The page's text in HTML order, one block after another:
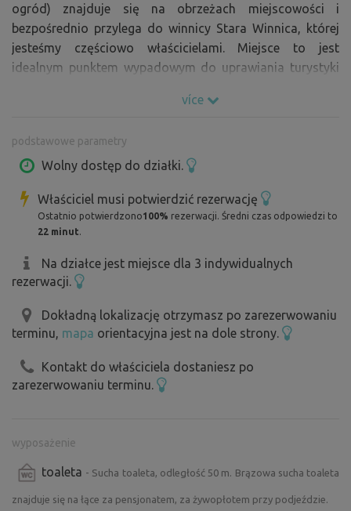
ogród) znajduje się na obrzeżach miejscowości i
bezpośrednio przylega do winnicy Stara Winnica, której
jesteśmy częściowo właścicielami. Miejsce to jest
idealnym punktem wypadowym do uprawiania turystyki
piękny widok na cały szlak winnicy, jak również na
znajduje się stanowisko degustacyjne Znovin Znojmo.Na
działce znajduje się kominek, drewno jest również
miejscu do kasy. Siekierę i kolce do pieczenia należy
włożyć do skrzynki!Na miejsce można bez problemu
zimowych.
více
podstawowe parametry
Wolny dostęp do działki.
Właściciel musi potwierdzić rezerwację
Ostatnio potwierdzono100% rezerwacji. Średni czas odpowiedzi to
22 minut.
Na działce jest miejsce dla 3 indywidualnych
rezerwacji.
Dokładną lokalizację otrzymasz po zarezerwowaniu
terminu, mapa orientacyjna jest na dole strony.
Kontakt do właściciela dostaniesz po
zarezerwowaniu terminu.
wyposażenie
toaleta - Sucha toaleta, odległość 50 m. Brązowa sucha toaleta
znajduje się na łące za pensjonatem, za żywopłotem przy podjeździe.